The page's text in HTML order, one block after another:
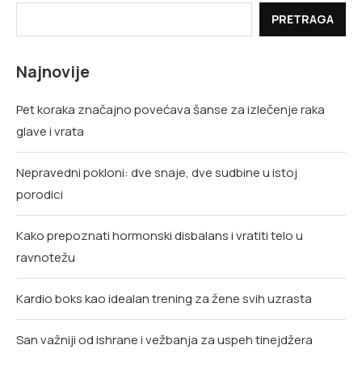
PRETRAGA
Najnovije
Pet koraka značajno povećava šanse za izlečenje raka
glave i vrata
Nepravedni pokloni: dve snaje, dve sudbine u istoj
porodici
Kako prepoznati hormonski disbalans i vratiti telo u
ravnotežu
Kardio boks kao idealan trening za žene svih uzrasta
San važniji od ishrane i vežbanja za uspeh tinejdžera